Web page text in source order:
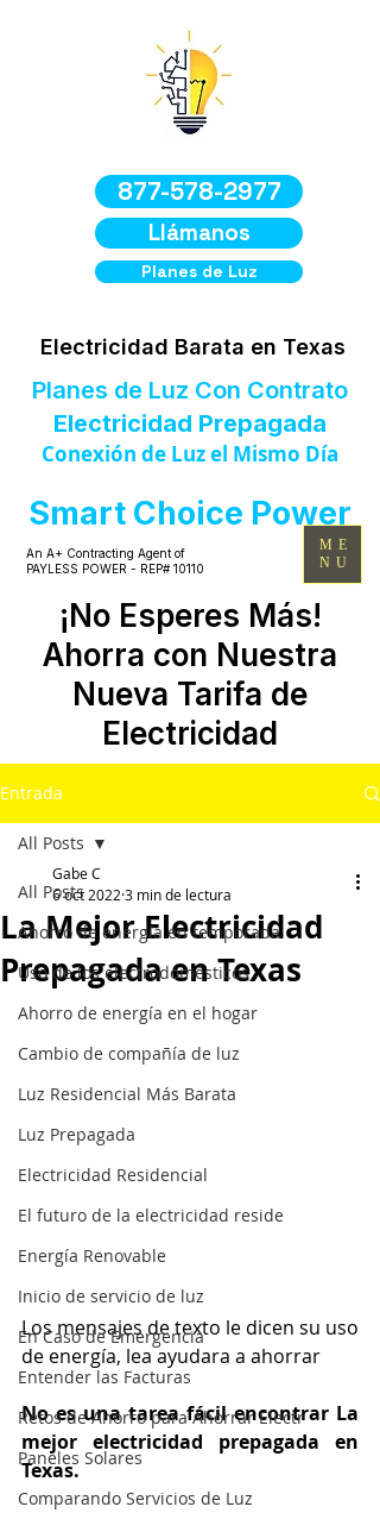
877-578-2977
Smart Choice Power
¡No Esperes Más!
Ahorra con Nuestra
Nueva Tarifa de
Electricidad
Electricidad Barata en Texas
An A+ Contracting Agent of
PAYLESS POWER - REP# 10110
Llámanos
Planes de Luz
Planes de Luz Con Contrato
Electricidad Prepagada
Conexión de Luz el Mismo Día
ME
NU
Entrada
All Posts
Ahorro de energía en temporada
Uso de los electrodomésticos
Ahorro de energía en el hogar
Cambio de compañía de luz
Luz Residencial Más Barata
Luz Prepagada
Electricidad Residencial
El futuro de la electricidad reside
Energía Renovable
Inicio de servicio de luz
En Caso de Emergencia
Entender las Facturas
Retos de Ahorro para Ahorrar Electr
Paneles Solares
Comparando Servicios de Luz
All Posts
La Mejor Electricidad
Prepagada en Texas
Gabe C
6 oct 2022 3 min de lectura
Los mensajes de texto le dicen su uso
de energía, lea ayudara a ahorrar
No es una tarea fácil encontrar La
mejor electricidad prepagada en
Texas.